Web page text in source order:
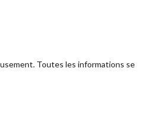
Toutes les informations se